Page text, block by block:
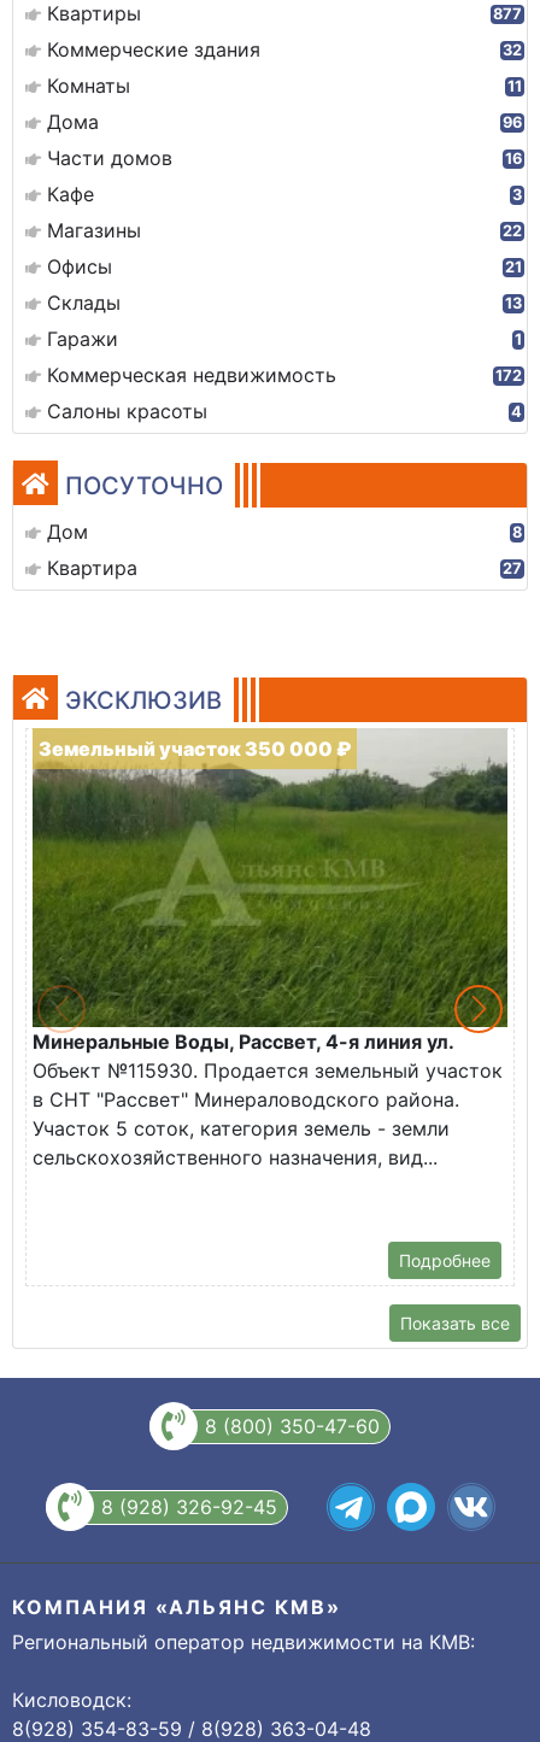
Квартиры 877
Коммерческие здания 32
Комнаты 11
Дома 96
Части домов 16
Кафе 3
Магазины 22
Офисы 21
Склады 13
Гаражи 1
Коммерческая недвижимость 172
Салоны красоты 4
ПОСУТОЧНО
Дом 8
Квартира 27
ЭКСКЛЮЗИВ
Земельный участок 350 000 ₽
Минеральные Воды, Рассвет, 4-я линия ул.
Объект №115930. Продается земельный участок
в СНТ "Рассвет" Минераловодского района.
Участок 5 соток, категория земель - земли
сельскохозяйственного назначения, вид...
Подробнее
Показать все
8 (800) 350-47-60
8 (928) 326-92-45
КОМПАНИЯ «АЛЬЯНС КМВ»
Региональный оператор недвижимости на КМВ:
Кисловодск:
8(928) 354-83-59 / 8(928) 363-04-48